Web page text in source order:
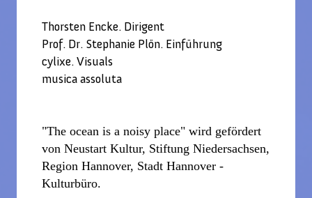
Thorsten Encke. Dirigent
Prof. Dr. Stephanie Plön. Einführung
cylixe. Visuals
musica assoluta
"The ocean is a noisy place" wird gefördert
von Neustart Kultur, Stiftung Niedersachsen,
Region Hannover, Stadt Hannover -
Kulturbüro.